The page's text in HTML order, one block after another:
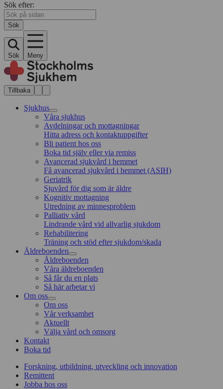
Sök efter:
Sök
Sök Meny
Tillbaka
Sjukhus
Våra sjukhus
Avdelningar och mottagningar
Hitta adress och kontaktuppgifter
Bli patient hos oss
Boka tid själv eller via remiss
Avancerad sjukvård i hemmet
Få avancerad sjukvård i hemmet (ASIH)
Geriatrik
Sjuvård för dig som är äldre
Kognitiv mottagning
Utredning av minnesproblem
Palliativ vård
Lindrande vård vid allvarlig sjukdom
Rehabilitering
Träning och stöd efter sjukdom/skada
Äldreboenden
Äldreboenden
Våra äldreboenden
Så får du en plats
Så här arbetar vi
Om oss
Om oss
Vår verksamhet
Aktuellt
Välja vård och omsorg
Kontakt
Boka tid
Forskning, utbildning, utveckling och innovation
Remittent
Jobba hos oss